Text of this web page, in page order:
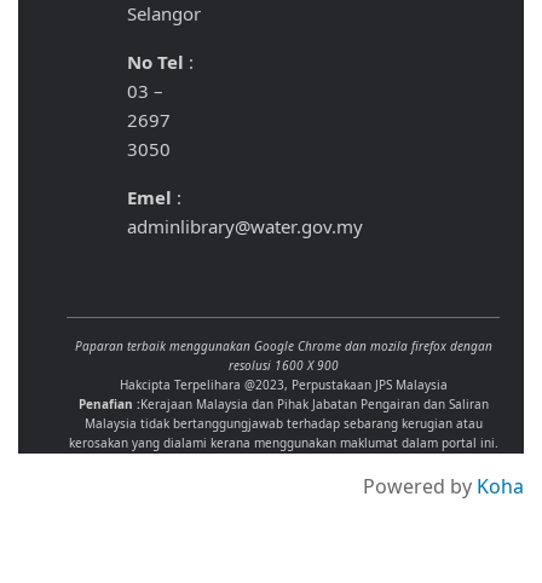
Selangor
No Tel :
03 –
2697
3050
Emel :
adminlibrary@water.gov.my
Paparan terbaik menggunakan Google Chrome dan mozila firefox dengan
resolusi 1600 X 900
Hakcipta Terpelihara @2023, Perpustakaan JPS Malaysia
Penafian :Kerajaan Malaysia dan Pihak Jabatan Pengairan dan Saliran
Malaysia tidak bertanggungjawab terhadap sebarang kerugian atau
kerosakan yang dialami kerana menggunakan maklumat dalam portal ini.
Powered by Koha